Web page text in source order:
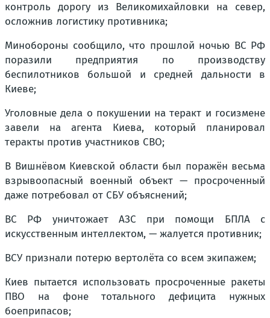
контроль дорогу из Великомихайловки на север,
осложнив логистику противника;
Минобороны сообщило, что прошлой ночью ВС РФ
поразили предприятия по производству
беспилотников большой и средней дальности в
Киеве;
Уголовные дела о покушении на теракт и госизмене
завели на агента Киева, который планировал
теракты против участников СВО;
В Вишнёвом Киевской области был поражён весьма
взрывоопасный военный объект — просроченный
даже потребовал от СБУ объяснений;
ВС РФ уничтожает АЗС при помощи БПЛА с
искусственным интеллектом, — жалуется противник;
ВСУ признали потерю вертолёта со всем экипажем;
Киев пытается использовать просроченные ракеты
ПВО на фоне тотального дефицита нужных
боеприпасов;